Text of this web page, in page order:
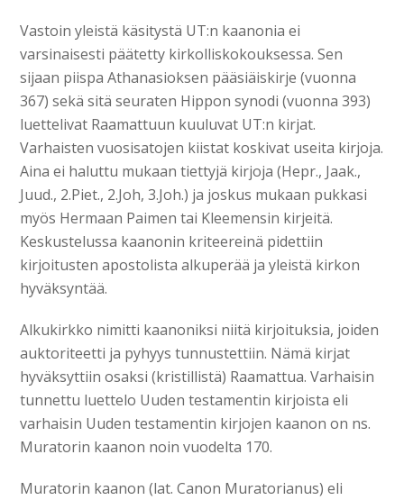
Vastoin yleistä käsitystä UT:n kaanonia ei
varsinaisesti päätetty kirkolliskokouksessa. Sen
sijaan piispa Athanasioksen pääsiäiskirje (vuonna
367) sekä sitä seuraten Hippon synodi (vuonna 393)
luettelivat Raamattuun kuuluvat UT:n kirjat.
Varhaisten vuosisatojen kiistat koskivat useita kirjoja.
Aina ei haluttu mukaan tiettyjä kirjoja (Hepr., Jaak.,
Juud., 2.Piet., 2.Joh, 3.Joh.) ja joskus mukaan pukkasi
myös Hermaan Paimen tai Kleemensin kirjeitä.
Keskustelussa kaanonin kriteereinä pidettiin
kirjoitusten apostolista alkuperää ja yleistä kirkon
hyväksyntää.
Alkukirkko nimitti kaanoniksi niitä kirjoituksia, joiden
auktoriteetti ja pyhyys tunnustettiin. Nämä kirjat
hyväksyttiin osaksi (kristillistä) Raamattua. Varhaisin
tunnettu luettelo Uuden testamentin kirjoista eli
varhaisin Uuden testamentin kirjojen kaanon on ns.
Muratorin kaanon noin vuodelta 170.
Muratorin kaanon (lat. Canon Muratorianus) eli